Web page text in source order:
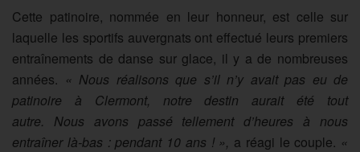
Cette patinoire, nommée en leur honneur, est celle sur
laquelle les sportifs auvergnats ont effectué leurs premiers
entraînements de danse sur glace, il y a de nombreuses
années. « Nous réalisons que s’il n’y avait pas eu de
patinoire à Clermont, notre destin aurait été tout
autre. Nous avons passé tellement d’heures à nous
entraîner là-bas : pendant 10 ans !», a réagi le couple. «